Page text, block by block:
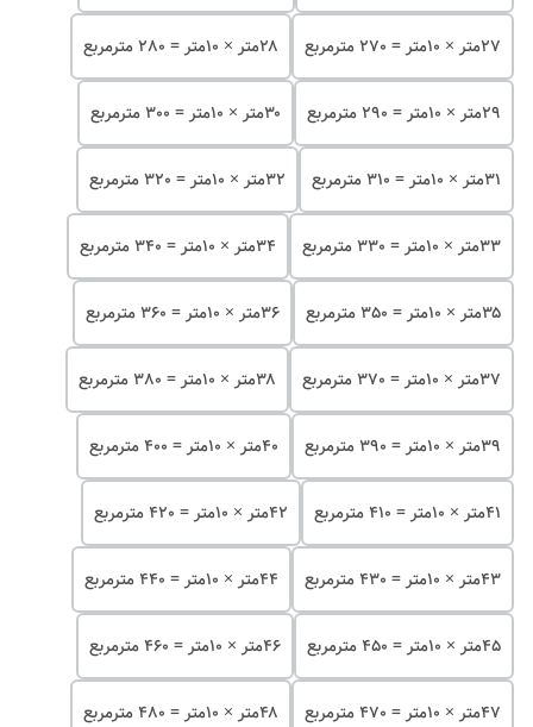
۲۷متر × 10متر = 270 مترمربع ۲۸متر × 10متر = 280 مترمربع
۲۹متر × 10متر = 290 مترمربع ۳۰متر × 10متر = 300 مترمربع
۳۱متر × 10متر = 310 مترمربع ۳۲متر × 10متر = 320 مترمربع
۳۳متر × 10متر = 330 مترمربع ۳۴متر × 10متر = 340 مترمربع
۳۵متر × 10متر = 350 مترمربع ۳۶متر × 10متر = 360 مترمربع
۳۷متر × 10متر = 370 مترمربع ۳۸متر × 10متر = 380 مترمربع
۳۹متر × 10متر = 390 مترمربع ۴۰متر × 10متر = 400 مترمربع
۴۱متر × 10متر = 410 مترمربع ۴۲متر × 10متر = 420 مترمربع
۴۳متر × 10متر = 430 مترمربع ۴۴متر × 10متر = 440 مترمربع
۴۵متر × 10متر = 450 مترمربع ۴۶متر × 10متر = 460 مترمربع
۴۷متر × 10متر = 470 مترمربع ۴۸متر × 10متر = 480 مترمربع